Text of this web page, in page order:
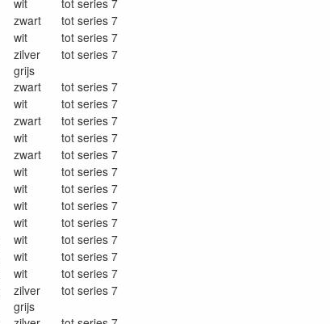
wit
tot series 7
zwart
tot series 7
wit
tot series 7
zilver
grijs
tot series 7
zwart
tot series 7
wit
tot series 7
zwart
tot series 7
wit
tot series 7
zwart
tot series 7
wit
tot series 7
wit
tot series 7
wit
tot series 7
wit
tot series 7
wit
tot series 7
wit
tot series 7
wit
tot series 7
zilver
grijs
tot series 7